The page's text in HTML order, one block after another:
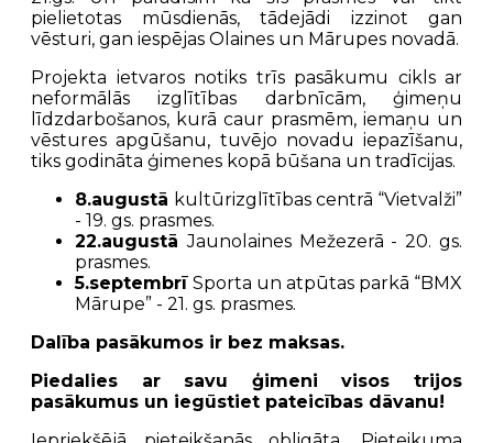
pielietotas mūsdienās, tādejādi izzinot gan
vēsturi, gan iespējas Olaines un Mārupes novadā.
Projekta ietvaros notiks trīs pasākumu cikls ar
neformālās izglītības darbnīcām, ģimeņu
līdzdarbošanos, kurā caur prasmēm, iemaņu un
vēstures apgūšanu, tuvējo novadu iepazīšanu,
tiks godināta ģimenes kopā būšana un tradīcijas.
8.augustā kultūrizglītības centrā “Vietvalži”
- 19. gs. prasmes.
22.augustāJaunolaines Mežezerā - 20. gs.
prasmes.
5.septembrī Sporta un atpūtas parkā “BMX
Mārupe” - 21. gs. prasmes.
Dalība pasākumos ir bez maksas.
Piedalies ar savu ģimeni visos trijos
pasākumus un iegūstiet pateicības dāvanu!